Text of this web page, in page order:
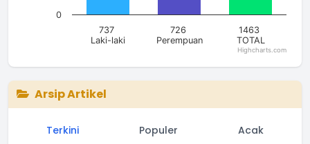
737
Laki-laki
726
Perempuan
1463
TOTAL
0
Highcharts.com
Arsip Artikel
Terkini Populer Acak